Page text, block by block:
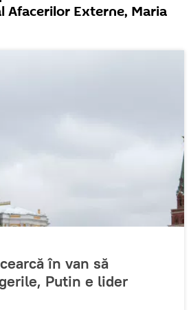
Afacerilor Externe, Maria
în van să
Putin e lider